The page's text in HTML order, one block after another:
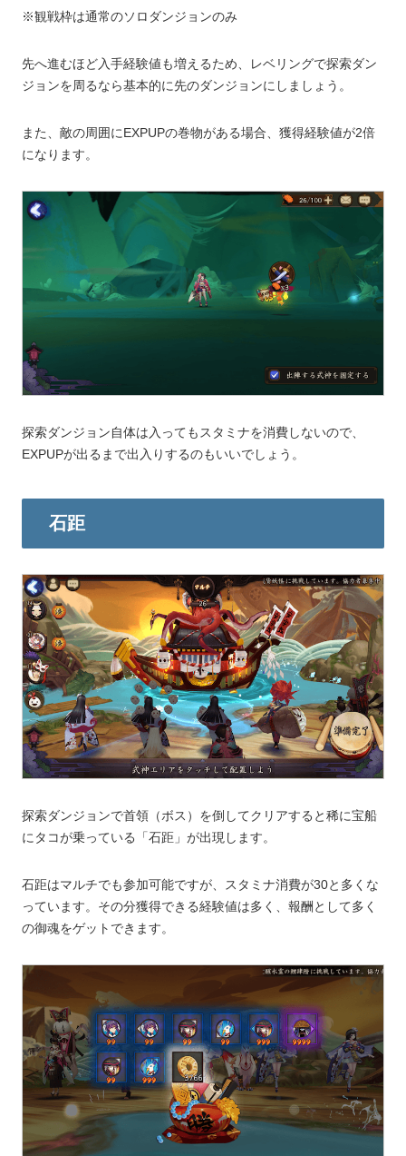
※観戦枠は通常のソロダンジョンのみ
先へ進むほど入手経験値も増えるため、レベリングで探索ダン
ジョンを周るなら基本的に先のダンジョンにしましょう。
また、敵の周囲にEXPUPの巻物がある場合、獲得経験値が2倍
になります。
探索ダンジョン自体は入ってもスタミナを消費しないので、
EXPUPが出るまで出入りするのもいいでしょう。
石距
探索ダンジョンで首領（ボス）を倒してクリアすると稀に宝船
にタコが乗っている「石距」が出現します。
石距はマルチでも参加可能ですが、スタミナ消費が30と多くな
っています。その分獲得できる経験値は多く、報酬として多く
の御魂をゲットできます。